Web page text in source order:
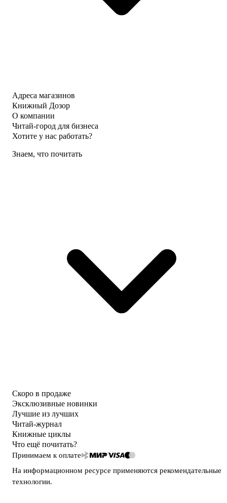
Адреса магазинов
Книжный Дозор
О компании
Читай-город для бизнеса
Хотите у нас работать?
Знаем, что почитать
Скоро в продаже
Эксклюзивные новинки
Лучшие из лучших
Читай-журнал
Книжные циклы
Что ещё почитать?
Принимаем к оплате
На информационном ресурсе применяются рекомендательные
технологии.